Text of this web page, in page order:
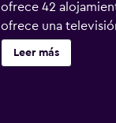
ofrece 42
ofrece una
higiene personal
escritorio y
Leer más